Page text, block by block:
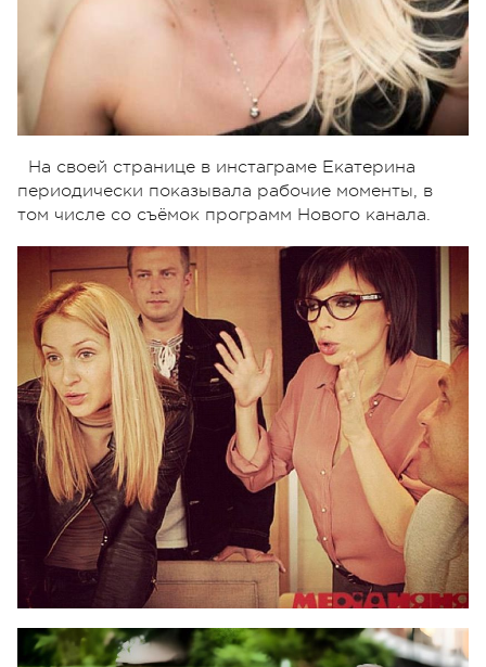
На своей странице в инстаграме Екатерина
периодически показывала рабочие моменты, в
том числе со съёмок программ Нового канала.